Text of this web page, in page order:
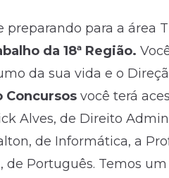
preparando para a área
da 18ª Região.
da sua vida e o
Concursos você terá
Alves, de Direito
de Informática, a
de Português. Temos